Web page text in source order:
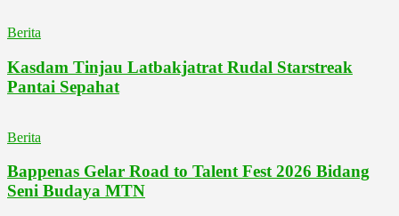
Berita
Kasdam Tinjau Latbakjatrat Rudal Starstreak
Pantai Sepahat
Berita
Bappenas Gelar Road to Talent Fest 2026 Bidang
Seni Budaya MTN